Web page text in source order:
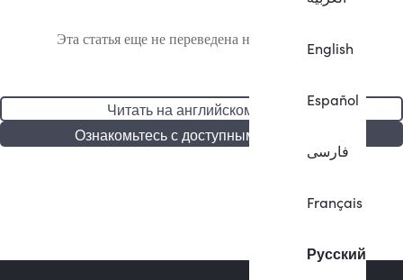
English
Español
فارسی
Français
Русский
Эта статья еще не переведена на русский язык.
Читать на английском языке
Ознакомьтесь с доступными статьями